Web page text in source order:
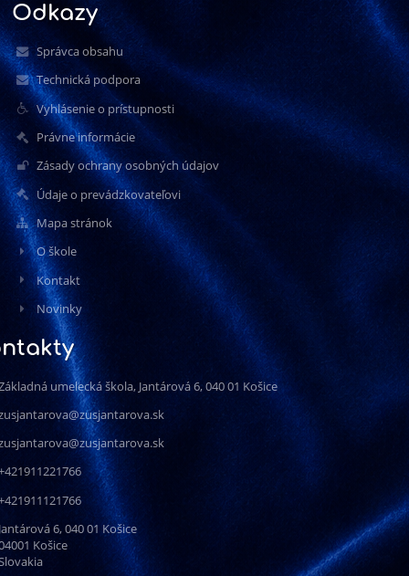
Odkazy
Správca obsahu
Technická podpora
Vyhlásenie o prístupnosti
Právne informácie
Zásady ochrany osobných údajov
Údaje o prevádzkovateľovi
Mapa stránok
O škole
Kontakt
Novinky
umelecká škola, Jantárová 6, 040 01 Košice
6, 040 01 Košice
Košice